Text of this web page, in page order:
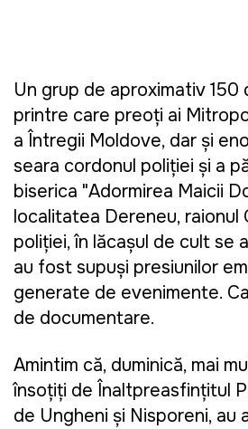
Un grup de aproximativ 150
printre care preoți ai
a Întregii Moldove, dar și
seara cordonul poliției și a
biserica "Adormirea Maicii
localitatea Dereneu, raionul
poliției, în lăcașul de cult se
au fost supuși presiunilor
generate de evenimente.
de documentare.
Amintim că, duminică, mai
însoțiți de Înaltpreasfințitul
de Ungheni și Nisporeni, au